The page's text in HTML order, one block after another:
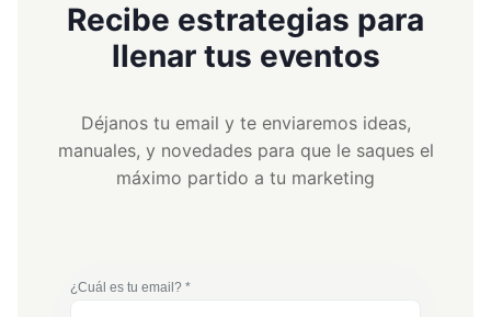
Recibe estrategias para
llenar tus eventos
Déjanos tu email y te enviaremos ideas,
manuales, y novedades para que le saques el
máximo partido a tu marketing